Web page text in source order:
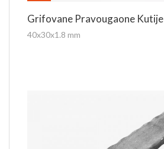
Grifovane Pravougaone Kutije
40x30x1.8 mm